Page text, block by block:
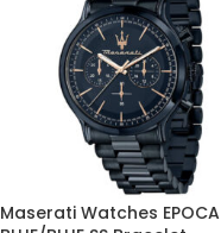
Maserati Watches EPOCA